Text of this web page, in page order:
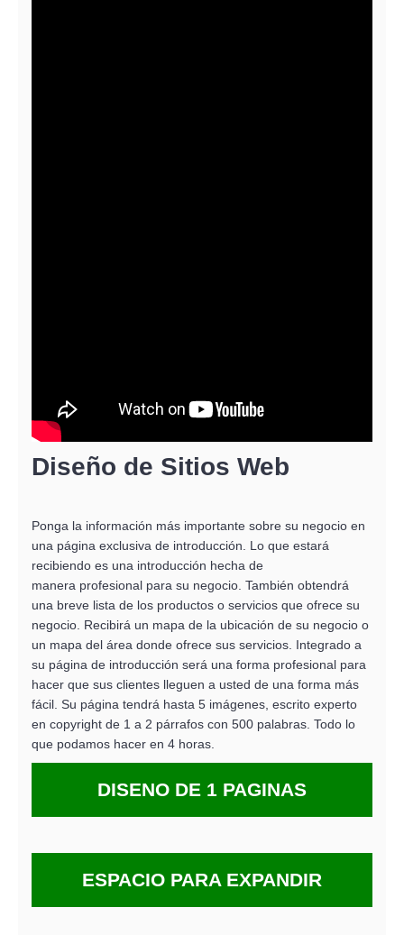
Diseño de Sitios Web
Ponga la información más importante sobre su negocio en
una página exclusiva de introducción. Lo que estará
recibiendo es una introducción hecha de
manera profesional para su negocio. También obtendrá
una breve lista de los productos o servicios que ofrece su
negocio. Recibirá un mapa de la ubicación de su negocio o
un mapa del área donde ofrece sus servicios. Integrado a
su página de introducción será una forma profesional para
hacer que sus clientes lleguen a usted de una forma más
fácil. Su página tendrá hasta 5 imágenes, escrito experto
en copyright de 1 a 2 párrafos con 500 palabras. Todo lo
que podamos hacer en 4 horas.
DISENO DE 1 PAGINAS
ESPACIO PARA EXPANDIR